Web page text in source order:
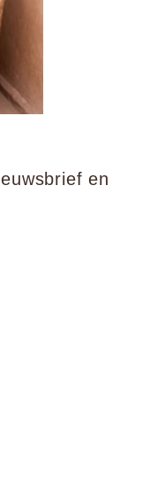
en